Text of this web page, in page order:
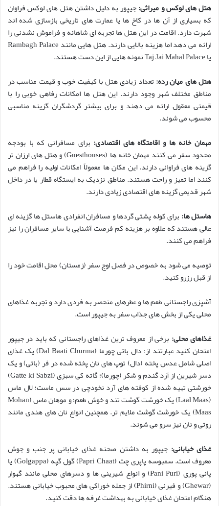
هتل های لوکس و میراثی:جیپور به دلیل داشتن هتل های لوکس فراوان
که بسیاری از آن ها در کاخ ها یا عمارت های تاریخی بازسازی شده اند
شهرت دارد. اقامت در این هتل ها تجربه ای شاهانه و فراموش نشدنی را
ارائه می دهد اما هزینه بالایی دارند. هتل هایی مانند Rambagh Palace
یا Taj Jai Mahal Palace نمونه هایی از این دست هستند.
هتل های میان رده: تعداد زیادی هتل با کیفیت خوب و قیمت مناسب در
مناطق مختلف شهر وجود دارند. این هتل ها امکانات رفاهی خوبی را با
قیمتی معقول ارائه می دهند و برای بیشتر گردشگران گزینه مناسبی
محسوب می شوند.
مهمان خانه ها و اقامتگاه های اقتصادی: برای مسافرانی که با بودجه
محدود سفر می کنند مهمان خانه ها (Guesthouses) و هتل های ارزان تر
گزینه های فراوانی دارند. این مکان ها معمولاً امکانات اولیه را فراهم می
کنند اما تمیز و راحت هستند. مناطق نزدیک به ایستگاه قطار یا در داخل
شهر قدیمی گزینه های اقتصادی زیادی دارند.
هاستل ها: برای کوله پشتی گردها و مسافران انفرادی هاستل ها گزینه ای
عالی هستند که علاوه بر هزینه کم فرصت آشنایی با سایر مسافران را نیز
فراهم می کنند.
توصیه می شود به خصوص در فصل اوج سفر (زمستان) محل اقامت خود را
از قبل رزرو کنید.
آشپزی راجستانی طعم ها و عطرهای منحصر به فردی دارد و تجربه غذاهای
محلی یکی از بخش های جذاب سفر به جیپور است.
غذاهای محلی: برخی از معروف ترین غذاهای راجستانی که باید در جیپور
امتحان کنید عبارتند از: دال باتی چورما (Dal Baati Churma) یک غذای
اصلی شامل عدس پخته (دال) توپ های نان پخته شده در فر (باتی) و یک
دسر شیرین از آرد گندم و شکر (چورما)؛ گاته کی سبزی (Gatte ki Sabzi)
خورشتی تهیه شده از کوفته های آرد نخودچی در سس ماست؛ لال ماس
(Laal Maas) یک خورشت گوشت تند و خوش طعم؛ و موهان ماس (Mohan
Maas) یک خورشت گوشت ملایم تر. همچنین انواع نان های هندی مانند
روتی و نان نیز سرو می شوند.
غذای خیابانی: جیپور به داشتن صحنه غذای خیابانی پر جنب و جوش
معروف است. سمبوسه پاپری چت (Papri Chaat) گول گپه (Golgappa) یا
پانی پوری (Pani Puri) و انواع شیرینی ها و دسرهای محلی مانند گهوار
(Ghewar) و فیرنی (Phirni) از جمله خوراکی های محبوب خیابانی هستند.
هنگام امتحان غذای خیابانی به بهداشت غرفه ها دقت کنید.